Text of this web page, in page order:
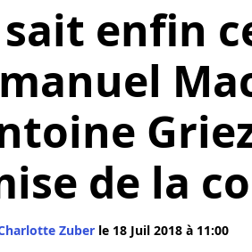
enfin
de la
Zuber le 18 Juil 2018 à 11:00